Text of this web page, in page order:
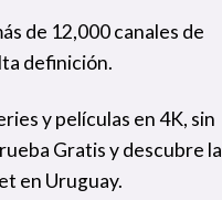
de 12,000 canales de
definición.
y películas en 4K, sin
Gratis y descubre la
en Uruguay.